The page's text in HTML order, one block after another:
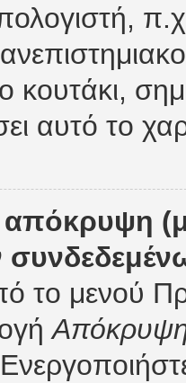
κουτάκι,
αυτό το
απόκρυψη
το μενού
Απόκρυψη